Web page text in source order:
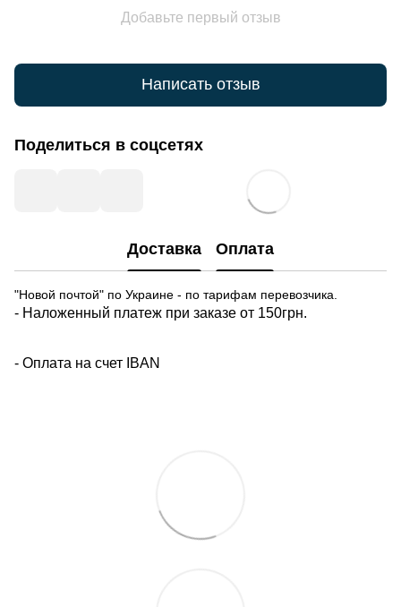
Добавьте первый отзыв
Написать отзыв
Поделиться в соцсетях
Доставка Оплата
"Новой почтой" по Украине - по тарифам перевозчика.
- Наложенный платеж при заказе от 150грн.
- Оплата на счет IBAN